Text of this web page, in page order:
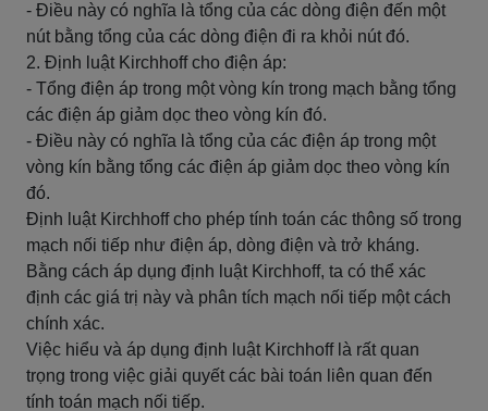
- Điều này có nghĩa là tổng của các dòng điện đến một
nút bằng tổng của các dòng điện đi ra khỏi nút đó.
2. Định luật Kirchhoff cho điện áp:
- Tổng điện áp trong một vòng kín trong mạch bằng tổng
các điện áp giảm dọc theo vòng kín đó.
- Điều này có nghĩa là tổng của các điện áp trong một
vòng kín bằng tổng các điện áp giảm dọc theo vòng kín
đó.
Định luật Kirchhoff cho phép tính toán các thông số trong
mạch nối tiếp như điện áp, dòng điện và trở kháng.
Bằng cách áp dụng định luật Kirchhoff, ta có thể xác
định các giá trị này và phân tích mạch nối tiếp một cách
chính xác.
Việc hiểu và áp dụng định luật Kirchhoff là rất quan
trọng trong việc giải quyết các bài toán liên quan đến
tính toán mạch nối tiếp.